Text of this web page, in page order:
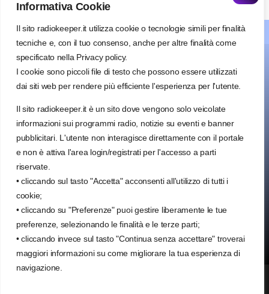
Informativa Cookie
Il sito radiokeeper.it utilizza cookie o tecnologie simili per finalità
tecniche e, con il tuo consenso, anche per altre finalità come
specificato nella Privacy policy.
I cookie sono piccoli file di testo che possono essere utilizzati
dai siti web per rendere più efficiente l'esperienza per l'utente.
Il sito radiokeeper.it è un sito dove vengono solo veicolate
informazioni sui programmi radio, notizie su eventi e banner
pubblicitari. L'utente non interagisce direttamente con il portale
e non è attiva l'area login/registrati per l'accesso a parti
riservate.
• cliccando sul tasto "Accetta" acconsenti all'utilizzo di tutti i
cookie;
• cliccando su "Preferenze" puoi gestire liberamente le tue
preferenze, selezionando le finalità e le terze parti;
• cliccando invece sul tasto "Continua senza accettare" troverai
maggiori informazioni su come migliorare la tua esperienza di
navigazione.
about radiokeeper
72028 Torre Santa Susanna (BR)
info@radiokeeper.it
350 030 3404